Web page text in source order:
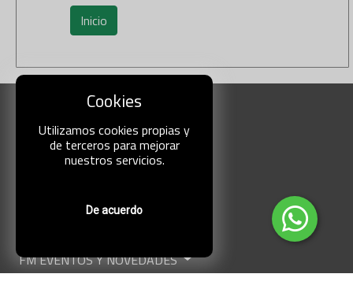
Cookies
Utilizamos cookies propias y
de terceros para mejorar
nuestros servicios.
De acuerdo
Inicio
NOSOTROS
CONTACTO
LABORATORIOS
SUSCRIBASE
FM EVENTOS Y NOVEDADES
FM ARTICULOS